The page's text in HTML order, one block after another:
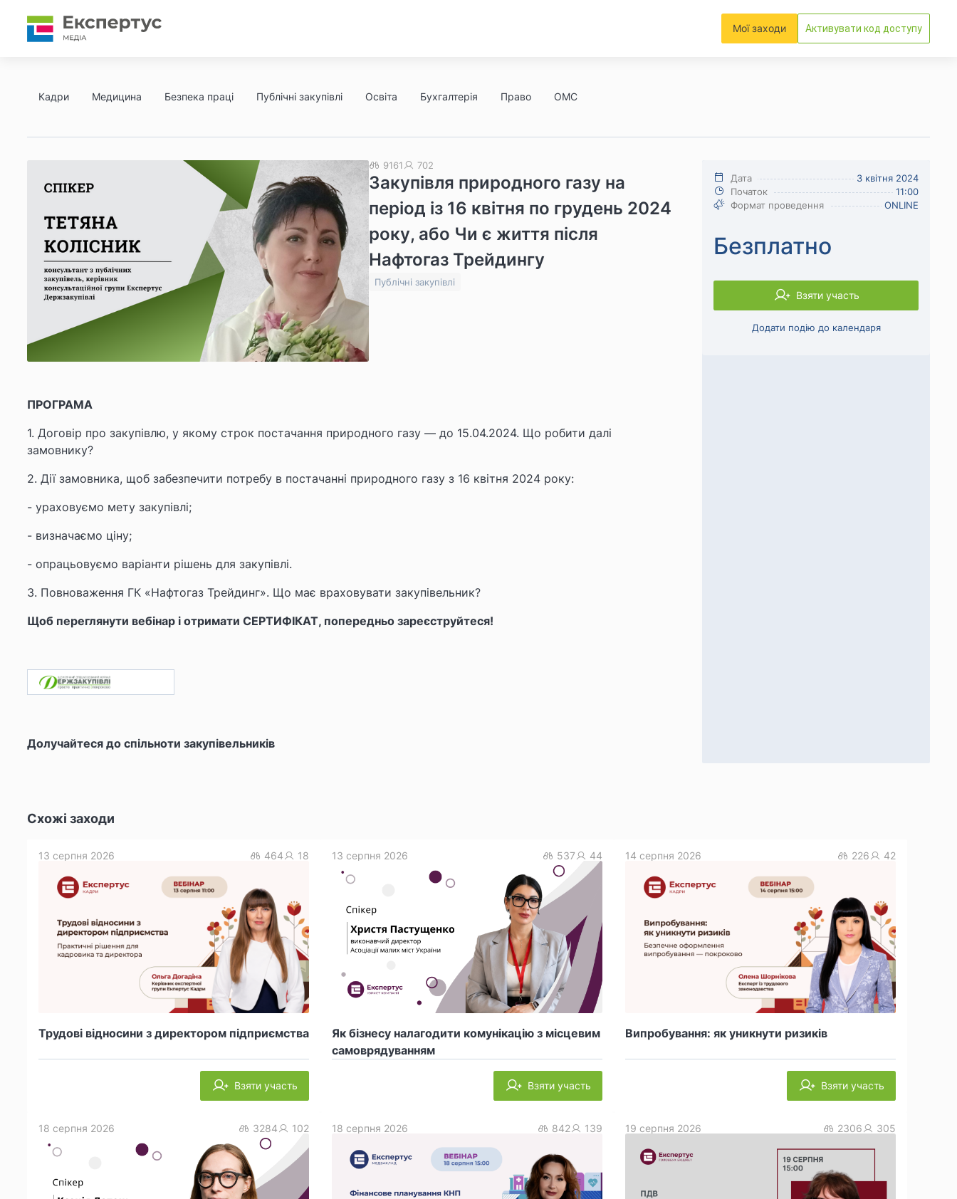
Мої заходи Активувати код доступу
Кадри Медицина Безпека праці Публічні закупівлі Освіта Бухгалтерія Право ОМС
Закупівля природного газу на
період із 16 квітня по грудень 2024
року, або Чи є життя після
Нафтогаз Трейдингу
9161 702
Публічні закупівлі
ПРОГРАМА
1. Договір про закупівлю, у якому строк постачання природного газу — до 15.04.2024. Що робити далі
замовнику?
2. Дії замовника, щоб забезпечити потребу в постачанні природного газу з 16 квітня 2024 року:
- ураховуємо мету закупівлі;
- визначаємо ціну;
- опрацьовуємо варіанти рішень для закупівлі.
3. Повноваження ГК «Нафтогаз Трейдинг». Що має враховувати закупівельник?
Щоб переглянути вебінар і отримати СЕРТИФІКАТ, попередньо зареєструйтеся!
Долучайтеся до спільноти закупівельників
Дата
3 квітня 2024
Початок
11:00
Формат проведення
ONLINE
Безплатно
Взяти участь
Додати подію до календаря
Схожі заходи
Трудові відносини з директором підприємства
13 серпня 2026 464 18
Взяти участь
Як бізнесу налагодити комунікацію з місцевим
самоврядуванням
13 серпня 2026 537 44
Взяти участь
Випробування: як уникнути ризиків
14 серпня 2026 226 42
Взяти участь
18 серпня 2026 3284 102 18 серпня 2026 842 139 19 серпня 2026 2306 305